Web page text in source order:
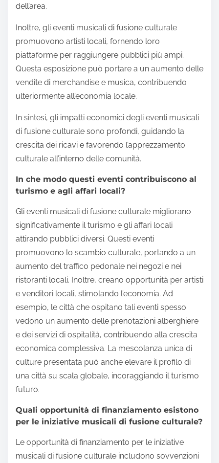
dell’area.
Inoltre, gli eventi musicali di fusione culturale
promuovono artisti locali, fornendo loro
piattaforme per raggiungere pubblici più ampi.
Questa esposizione può portare a un aumento delle
vendite di merchandise e musica, contribuendo
ulteriormente all’economia locale.
In sintesi, gli impatti economici degli eventi musicali
di fusione culturale sono profondi, guidando la
crescita dei ricavi e favorendo l’apprezzamento
culturale all’interno delle comunità.
In che modo questi eventi contribuiscono al
turismo e agli affari locali?
Gli eventi musicali di fusione culturale migliorano
significativamente il turismo e gli affari locali
attirando pubblici diversi. Questi eventi
promuovono lo scambio culturale, portando a un
aumento del traffico pedonale nei negozi e nei
ristoranti locali. Inoltre, creano opportunità per artisti
e venditori locali, stimolando l’economia. Ad
esempio, le città che ospitano tali eventi spesso
vedono un aumento delle prenotazioni alberghiere
e dei servizi di ospitalità, contribuendo alla crescita
economica complessiva. La mescolanza unica di
culture presentata può anche elevare il profilo di
una città su scala globale, incoraggiando il turismo
futuro.
Quali opportunità di finanziamento esistono
per le iniziative musicali di fusione culturale?
Le opportunità di finanziamento per le iniziative
musicali di fusione culturale includono sovvenzioni